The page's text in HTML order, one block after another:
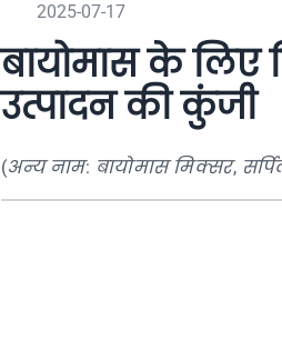
2025-07-17
बायोमास के लिए
उत्पादन की कुंजी
(अन्य नाम: बायोमास मिक्सर,